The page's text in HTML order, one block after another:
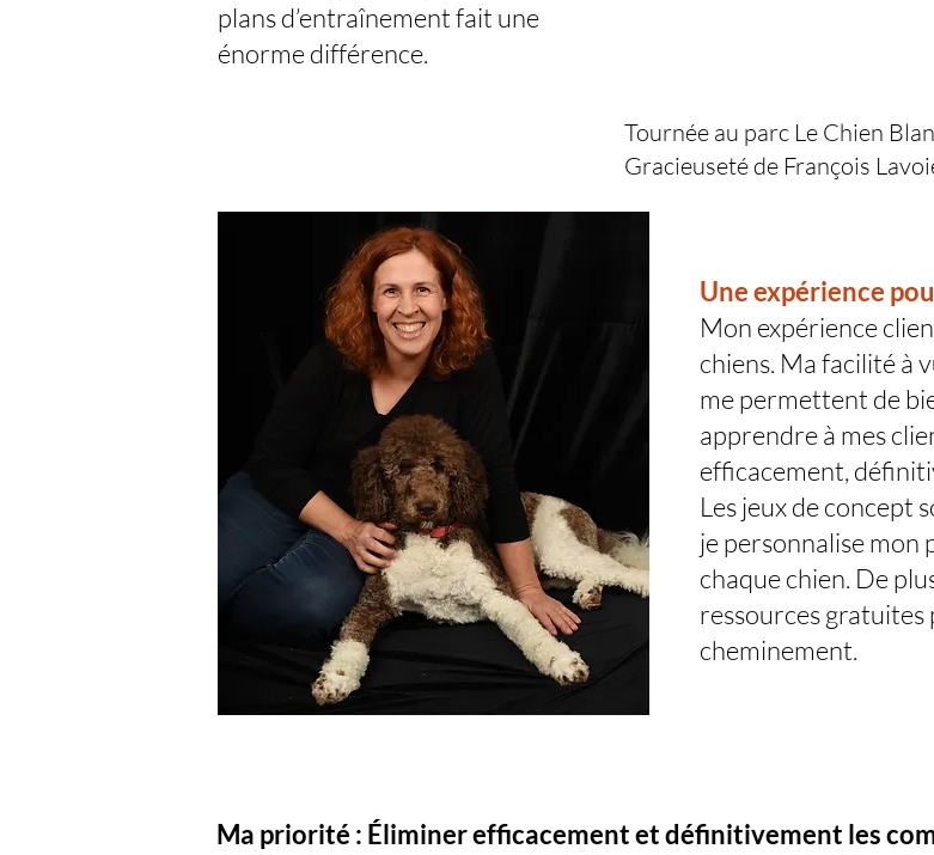
plans d’entraînement fait une
énorme différence.
Tournée au parc Le Chien
Gracieuseté de François
Une expérience
Mon expérience
chiens. Ma facilité à
me permettent de
apprendre à mes
efficacement,
Les jeux de concept
je personnalise mon
chaque chien. De
ressources
cheminement.
Ma priorité : Éliminer efficacement et définitivement les